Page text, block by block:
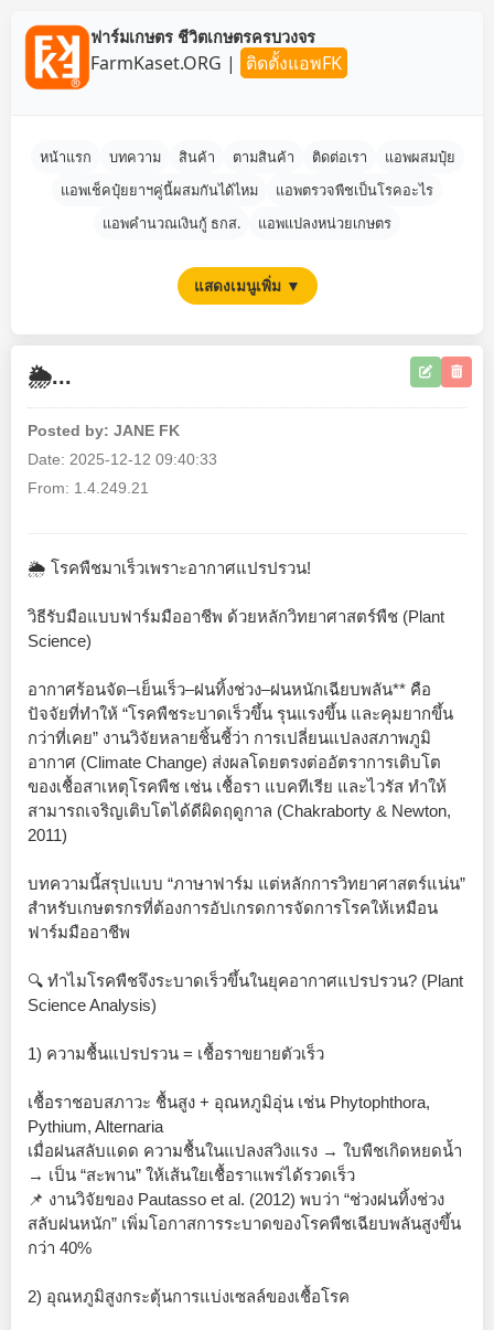
ฟาร์มเกษตร ชีวิตเกษตรครบวงจร
FarmKaset.ORG | ติดตั้งแอพFK
หน้าแรก บทความ สินค้า ตามสินค้า ติดต่อเรา
แอพผสมปุ๋ย
แอพเช็คปุ๋ยยาฯคู่นี้ผสมกันได้ไหม
แอพตรวจพืชเป็นโรคอะไร
แอพคำนวณเงินกู้ ธกส.
แอพแปลงหน่วยเกษตร
แสดงเมนูเพิ่ม ▼
🌦️...
Posted by: JANE FK
Date: 2025-12-12 09:40:33
From: 1.4.249.21
🌦️ โรคพืชมาเร็วเพราะอากาศแปรปรวน!
วิธีรับมือแบบฟาร์มมืออาชีพ ด้วยหลักวิทยาศาสตร์พืช (Plant
Science)
อากาศร้อนจัด–เย็นเร็ว–ฝนทิ้งช่วง–ฝนหนักเฉียบพลัน** คือ
ปัจจัยที่ทำให้ “โรคพืชระบาดเร็วขึ้น รุนแรงขึ้น และคุมยากขึ้น
กว่าที่เคย” งานวิจัยหลายชิ้นชี้ว่า การเปลี่ยนแปลงสภาพภูมิ
อากาศ (Climate Change) ส่งผลโดยตรงต่ออัตราการเติบโต
ของเชื้อสาเหตุโรคพืช เช่น เชื้อรา แบคทีเรีย และไวรัส ทำให้
สามารถเจริญเติบโตได้ดีผิดฤดูกาล (Chakraborty & Newton,
2011)
บทความนี้สรุปแบบ “ภาษาฟาร์ม แต่หลักการวิทยาศาสตร์แน่น”
สำหรับเกษตรกรที่ต้องการอัปเกรดการจัดการโรคให้เหมือน
ฟาร์มมืออาชีพ
🔍 ทำไมโรคพืชจึงระบาดเร็วขึ้นในยุคอากาศแปรปรวน? (Plant
Science Analysis)
1) ความชื้นแปรปรวน = เชื้อราขยายตัวเร็ว
เชื้อราชอบสภาวะ ชื้นสูง + อุณหภูมิอุ่น เช่น Phytophthora,
Pythium, Alternaria
เมื่อฝนสลับแดด ความชื้นในแปลงสวิงแรง → ใบพืชเกิดหยดน้ำ
→ เป็น “สะพาน” ให้เส้นใยเชื้อราแพร่ได้รวดเร็ว
📌 งานวิจัยของ Pautasso et al. (2012) พบว่า “ช่วงฝนทิ้งช่วง
สลับฝนหนัก” เพิ่มโอกาสการระบาดของโรคพืชเฉียบพลันสูงขึ้น
กว่า 40%
2) อุณหภูมิสูงกระตุ้นการแบ่งเซลล์ของเชื้อโรค